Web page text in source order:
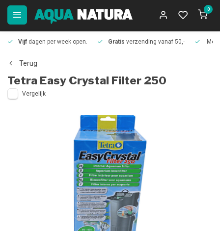
0
Vijf dagen per week open. Gratis verzending vanaf 50,-
Terug
Tetra Easy Crystal Filter 250
Vergelijk